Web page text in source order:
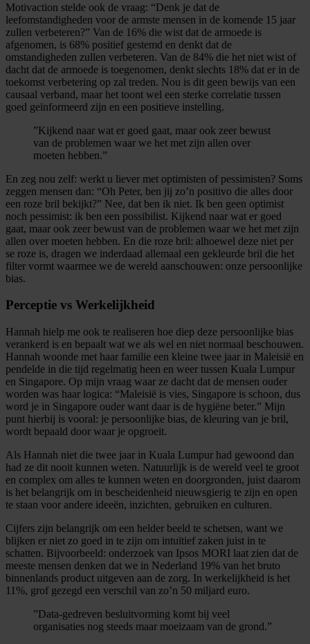
Motivaction stelde ook de vraag: “Denk je dat de
leefomstandigheden voor de armste mensen in de komende 15 jaar
zullen verbeteren?” Van de 16% die wist dat de armoede is
afgenomen, is 68% positief gestemd en denkt dat de
omstandigheden zullen verbeteren. Van de 84% die het niet wist of
dacht dat de armoede is toegenomen, denkt slechts 18% dat er in de
toekomst verbetering op zal treden. Nou is dit geen bewijs van een
causaal verband, maar het toont wel een sterke correlatie tussen
goed geïnformeerd zijn en een positieve instelling.
”Kijkend naar wat er goed gaat, maar ook zeer bewust
van de problemen waar we het met zijn allen over
moeten hebben.”
En zeg nou zelf: werkt u liever met optimisten of pessimisten? Soms
zeggen mensen dan: “Oh Peter, ben jij zo’n positivo die alles door
een roze bril bekijkt?” Nee, dat ben ik niet. Ik ben geen optimist
noch pessimist: ik ben een possibilist. Kijkend naar wat er goed
gaat, maar ook zeer bewust van de problemen waar we het met zijn
allen over moeten hebben. En die roze bril: alhoewel deze niet per
se roze is, dragen we inderdaad allemaal een gekleurde bril die het
filter vormt waarmee we de wereld aanschouwen: onze persoonlijke
bias.
Perceptie vs Werkelijkheid
Hannah hielp me ook te realiseren hoe diep deze persoonlijke bias
verankerd is en bepaalt wat we als wel en niet normaal beschouwen.
Hannah woonde met haar familie een kleine twee jaar in Maleisië en
pendelde in die tijd regelmatig heen en weer tussen Kuala Lumpur
en Singapore. Op mijn vraag waar ze dacht dat de mensen ouder
worden was haar logica: “Maleisië is vies, Singapore is schoon, dus
word je in Singapore ouder want daar is de hygiëne beter.” Mijn
punt hierbij is vooral: je persoonlijke bias, de kleuring van je bril,
wordt bepaald door waar je opgroeit.
Als Hannah niet die twee jaar in Kuala Lumpur had gewoond dan
had ze dit nooit kunnen weten. Natuurlijk is de wereld veel te groot
en complex om alles te kunnen weten en doorgronden, juist daarom
is het belangrijk om in bescheidenheid nieuwsgierig te zijn en open
te staan voor andere ideeën, inzichten, gebruiken en culturen.
Cijfers zijn belangrijk om een helder beeld te schetsen, want we
blijken er niet zo goed in te zijn om intuïtief zaken juist in te
schatten. Bijvoorbeeld: onderzoek van Ipsos MORI laat zien dat de
meeste mensen denken dat we in Nederland 19% van het bruto
binnenlands product uitgeven aan de zorg. In werkelijkheid is het
11%, grof gezegd een verschil van zo’n 50 miljard euro.
”Data-gedreven besluitvorming komt bij veel
organisaties nog steeds maar moeizaam van de grond.”